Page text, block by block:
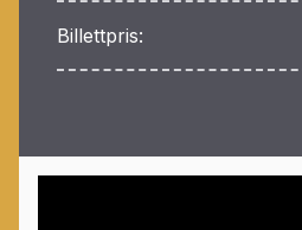
Billettpris: